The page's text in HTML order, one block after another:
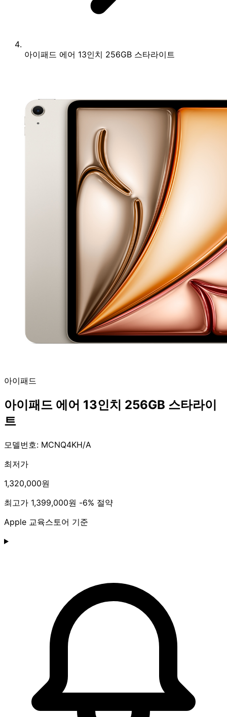
아이패드 에어 13인치 256GB 스타라이트
아이패드
아이패드 에어 13인치 256GB 스타라이
트
모델번호: MCNQ4KH/A
최저가
1,320,000원
최고가 1,399,000원 -6% 절약
Apple 교육스토어 기준